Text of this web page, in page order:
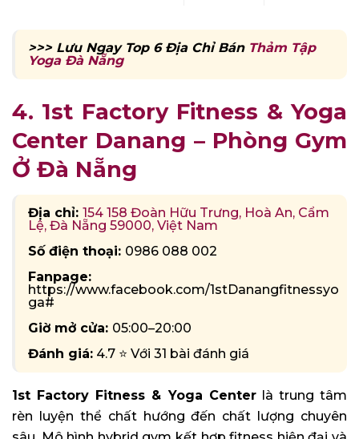
>>> Lưu Ngay Top 6 Địa Chỉ Bán Thảm Tập
Yoga Đà Nẵng
4. 1st Factory Fitness & Yoga
Center Danang – Phòng Gym
Ở Đà Nẵng
Địa chỉ: 154 158 Đoàn Hữu Trưng, Hoà An, Cẩm
Lệ, Đà Nẵng 59000, Việt Nam
Số điện thoại: 0986 088 002
Fanpage:
https://www.facebook.com/1stDanangfitnessyo
ga#
Giờ mở cửa: 05:00–20:00
Đánh giá: 4.7 ⭐ Với 31 bài đánh giá
1st Factory Fitness & Yoga Centerlà trung tâm
rèn luyện thể chất hướng đến chất lượng chuyên